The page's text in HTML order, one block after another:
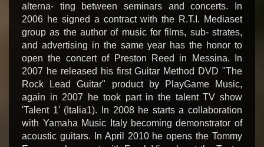
alterna- ting between seminars and concerts. In
2006 he signed a contract with the R.T.I. Mediaset
group as the author of music for films, sub- strates,
and advertising in the same year has the honor to
open the concert of Preston Reed in Messina. In
2007 he released his first Guitar Method DVD "The
Rock Lead Guitar" product by PlayGame Music,
again in 2007 he took part in the talent TV show
'Talent 1' (Italia1). In 2008 he starts a collaboration
with Yamaha Music Italy becoming demonstrator of
acoustic guitars. In April 2010 he opens the Tommy